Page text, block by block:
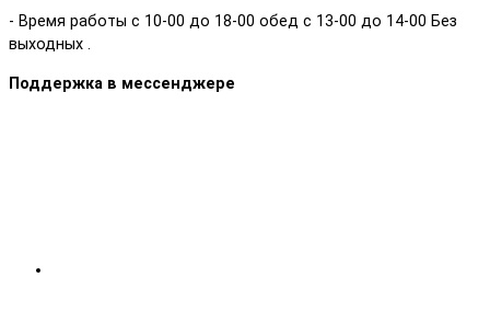
- Время работы с 10-00 до 18-00 обед с 13-00 до 14-00 Без
выходных .
Поддержка в мессенджере